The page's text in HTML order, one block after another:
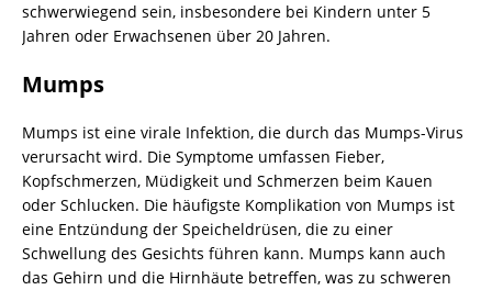
schwerwiegend sein, insbesondere bei Kindern unter 5
Jahren oder Erwachsenen über 20 Jahren.
Mumps
Mumps ist eine virale Infektion, die durch das Mumps-Virus
verursacht wird. Die Symptome umfassen Fieber,
Kopfschmerzen, Müdigkeit und Schmerzen beim Kauen
oder Schlucken. Die häufigste Komplikation von Mumps ist
eine Entzündung der Speicheldrüsen, die zu einer
Schwellung des Gesichts führen kann. Mumps kann auch
das Gehirn und die Hirnhäute betreffen, was zu schweren